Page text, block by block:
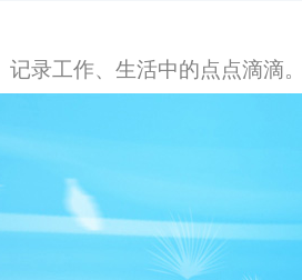
记录工作、生活中的点点滴滴